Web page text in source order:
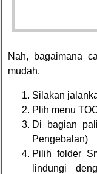
Nah, bagaimana
mudah.
Silakan
Plih menu
Di bagian
Pengebalan)
Pilih folder
lindungi